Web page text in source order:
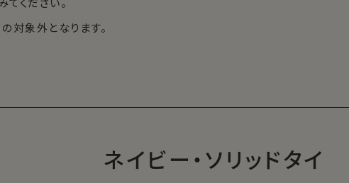
対象外となります。
ネイビー・ソリッドタイ